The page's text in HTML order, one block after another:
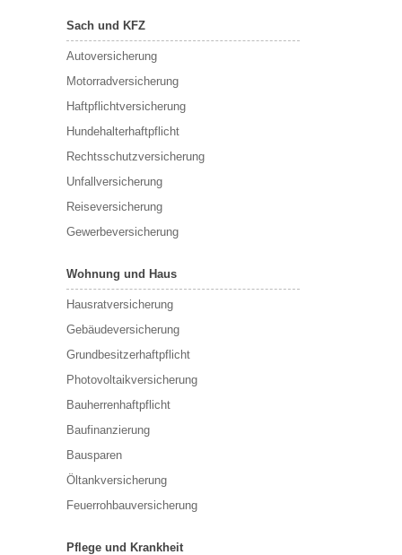
Sach und KFZ
Autoversicherung
Motorradversicherung
Haftpflichtversicherung
Hundehalterhaftpflicht
Rechtsschutzversicherung
Unfallversicherung
Reiseversicherung
Gewerbeversicherung
Wohnung und Haus
Hausratversicherung
Gebäudeversicherung
Grundbesitzerhaftpflicht
Photovoltaikversicherung
Bauherrenhaftpflicht
Baufinanzierung
Bausparen
Öltankversicherung
Feuerrohbauversicherung
Pflege und Krankheit